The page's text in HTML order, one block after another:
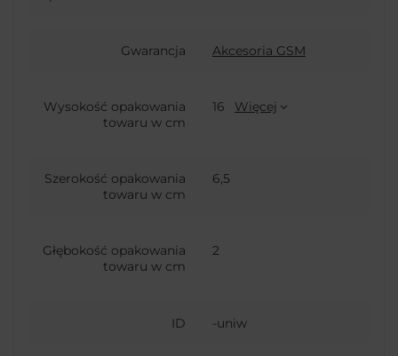
Gwarancja Akcesoria GSM
Wysokość opakowania
towaru w cm
16 Więcej
Szerokość opakowania
towaru w cm
6,5
Głębokość opakowania
towaru w cm
2
ID -uniw